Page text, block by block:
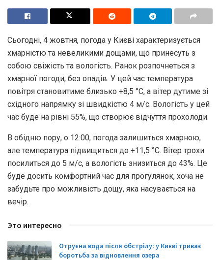
Сьогодні, 4 жовтня, погода у Києві характеризується
хмарністю та невеликими дощами, що принесуть з
собою свіжість та вологість. Ранок розпочнеться з
хмарної погоди, без опадів. У цей час температура
повітря становитиме близько +8,5 °С, а вітер дутиме зі
східного напрямку зі швидкістю 4 м/с. Вологість у цей
час буде на рівні 55%, що створює відчуття прохолоди.
В обідню пору, о 12:00, погода залишиться хмарною,
але температура підвищиться до +11,5 °С. Вітер трохи
посилиться до 5 м/с, а вологість знизиться до 43%. Це
буде досить комфортний час для прогулянок, хоча не
забудьте про можливість дощу, яка насувається на
вечір.
Это интересно
Отруєна вода після обстрілу: у Києві триває
боротьба за відновлення озера